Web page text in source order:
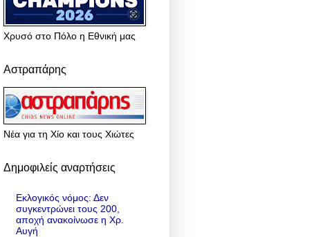
Χρυσό στο Πόλο η Εθνική μας
Αστραπάρης
Νέα για τη Χίο και τους Χιώτες
Δημοφιλείς αναρτήσεις
Εκλογικός νόμος: Δεν
συγκεντρώνει τους 200,
αποχή ανακοίνωσε η Χρ.
Αυγή